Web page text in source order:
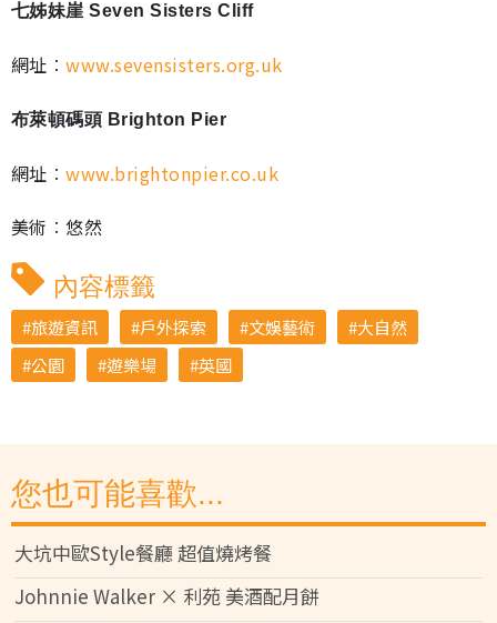
七姊妹崖 Seven Sisters Cliff
網址︰www.sevensisters.org.uk
布萊頓碼頭 Brighton Pier
網址︰www.brightonpier.co.uk
美術︰悠然
內容標籤
旅遊資訊 戶外探索 文娛藝術
大自然
公園
遊樂場 英國
您也可能喜歡...
大坑中歐Style餐廳 超值燒烤餐
Johnnie Walker × 利苑 美酒配月餅